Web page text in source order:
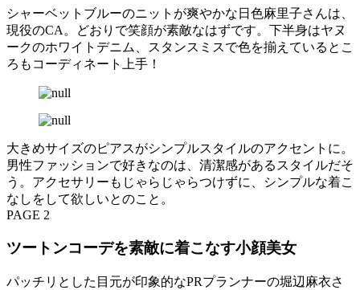
シャーベットブルーのニットが爽やかな日色麻里子さんは、
現役のCA。どおりで笑顔が素敵なはずです。下半身はヤヌ
ークのホワイトデニム、スタンスミスで色を揃えているとこ
ろもコーディネート上手！
大きめサイズのピアスがシンプルスタイルのアクセントに。
男性ファッションで好きなのは、清潔感があるスタイルだそ
う。アクセサリーもじゃらじゃらつけずに、シンプルな着こ
なしをして欲しいとのこと。
PAGE 2
ツートンコーデを素敵に着こなす小顔美女
パッチリとした目元が印象的なPRプランナーの堀辺麻衣さ